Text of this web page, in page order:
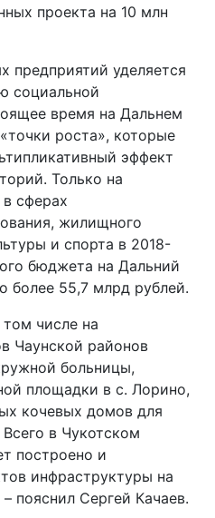
проекта на 10 млн
предприятий уделяется
социальной
время на Дальнем
роста», которые
эффект
Только на
сферах
жилищного
и спорта в 2018-
бюджета на Дальний
более 55,7 млрд рублей.
числе на
Чаунской районов
больницы,
площадки в с. Лорино,
кочевых домов для
в Чукотском
построено и
инфраструктуры на
пояснил Сергей Качаев.